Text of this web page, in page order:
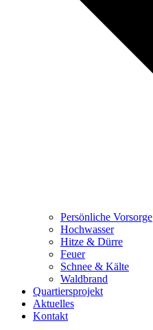
Persönliche Vorsorge
Hochwasser
Hitze & Dürre
Feuer
Schnee & Kälte
Waldbrand
Quartiersprojekt
Aktuelles
Kontakt